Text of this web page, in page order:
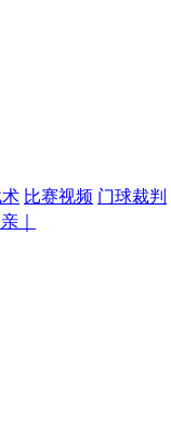
比赛视频 门球裁判
｜